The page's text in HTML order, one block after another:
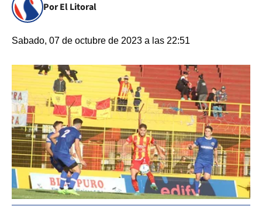
Por El Litoral
Sabado, 07 de octubre de 2023 a las 22:51